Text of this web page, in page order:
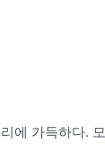
에 가득하다.